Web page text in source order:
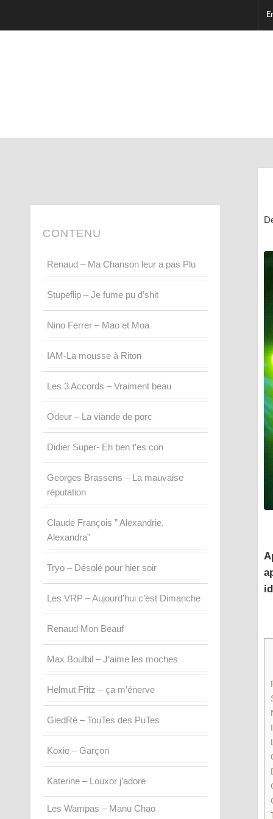
CONTENU
Renaud – Ma Chanson leur a pas Plu
Stupeflip – Je fume pu d’shit
Nino Ferrer – Mao et Moa
IAM-La mousse à Riton
Les 3 Accords – Vraiment beau
Odeur – La viande de porc
Didier Super- Eh ben t’es con
Georges Brassens – La mauvaise
réputation
Claude François ” Alexandrie,
Alexandra”
Tryo – Désolé pour hier soir
Les VRP – Aujourd’hui c’est Dimanche
Renaud Mon Beauf
Max Boulbil – J’aime les moches
Helmut Fritz – ça m’énerve
GiedRé – TouTes des PuTes
Koxie – Garçon
Katerine – Louxor j’adore
Les Wampas – Manu Chao